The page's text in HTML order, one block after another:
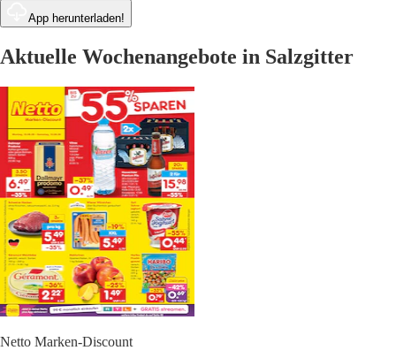
App herunterladen!
Aktuelle Wochenangebote in Salzgitter
Netto Marken-Discount